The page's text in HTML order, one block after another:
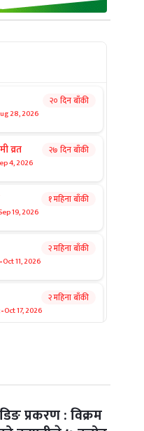
28, 2026
२० दिन बाँकी
व्रत
4, 2026
२७ दिन बाँकी
19, 2026
१ महिना बाँकी
-Oct 11, 2026
२ महिना बाँकी
-Oct 17, 2026
२ महिना बाँकी
Oct 20, 2026प्रकरण : विक्रम